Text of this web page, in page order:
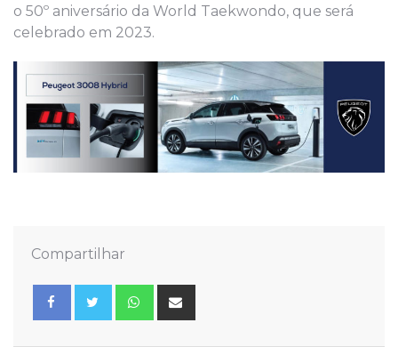
o 50º aniversário da World Taekwondo, que será
celebrado em 2023.
Compartilhar
Whatsapp